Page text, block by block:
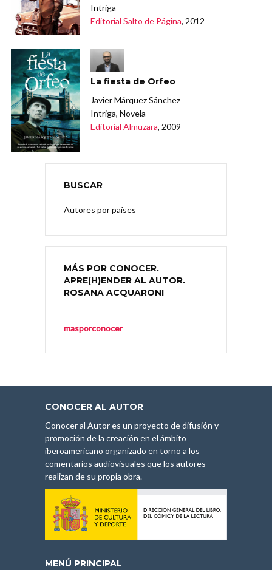
Intriga
Editorial Salto de Página, 2012
La fiesta de Orfeo
Javier Márquez Sánchez
Intriga, Novela
Editorial Almuzara, 2009
BUSCAR
Autores por países
MÁS POR CONOCER.
APRE(H)ENDER AL AUTOR.
ROSANA ACQUARONI
masporconocer
CONOCER AL AUTOR
Conocer al Autor es un proyecto de difusión y
promoción de la creación en el ámbito
iberoamericano organizado en torno a los
comentarios audiovisuales que los autores
realizan de su propia obra.
MENÚ PRINCIPAL